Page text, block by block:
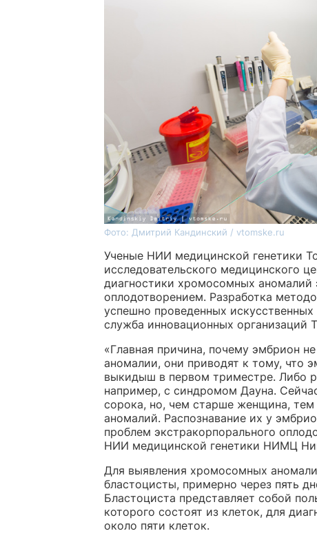
Фото: Дмитрий Кандинский / vtomske.ru
Ученые НИИ медицинской генетики
исследовательского медицинского
диагностики хромосомных
оплодотворением. Разработка
успешно проведенных
служба инновационных организаций
«Главная причина, почему эмбрион
аномалии, они приводят к тому, что
выкидыш в первом триместре. Либо
например, с синдромом Дауна.
сорока, но, чем старше женщина, тем
аномалий. Распознавание их у
проблем экстракорпорального
НИИ медицинской генетики НИМЦ
Для выявления хромосомных
бластоцисты, примерно через пять
Бластоциста представляет собой
которого состоят из клеток, для
около пяти клеток.